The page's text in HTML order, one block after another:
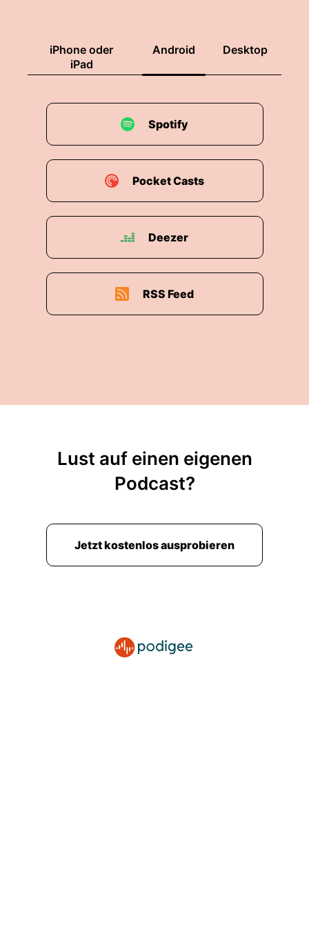
iPhone oder
iPad
Android Desktop
Spotify
Pocket Casts
Deezer
RSS Feed
Lust auf einen eigenen
Podcast?
Jetzt kostenlos ausprobieren